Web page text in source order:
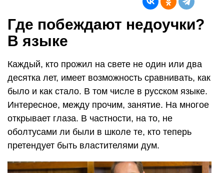
Где побеждают недоучки?
В языке
Каждый, кто прожил на свете не один или два
десятка лет, имеет возможность сравнивать, как
было и как стало. В том числе в русском языке.
Интересное, между прочим, занятие. На многое
открывает глаза. В частности, на то, не
оболтусами ли были в школе те, кто теперь
претендует быть властителями дум.